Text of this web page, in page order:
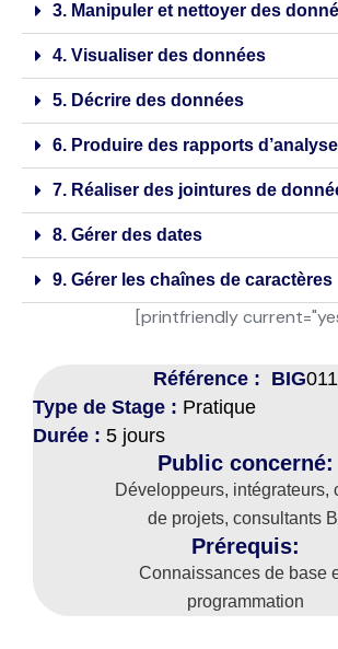
3. Manipuler et nettoyer des
4. Visualiser des données
5. Décrire des données
6. Produire des rapports d’analyse
7. Réaliser des jointures de
8. Gérer des dates
9. Gérer les chaînes de caractères
[printfriendly
Référence : BIG011
Type de Stage : Pratique
Durée : 5 jours
Public concerné:
Développeurs, intégrateurs,
de projets, consultants BI
Prérequis:
Connaissances de base
programmation